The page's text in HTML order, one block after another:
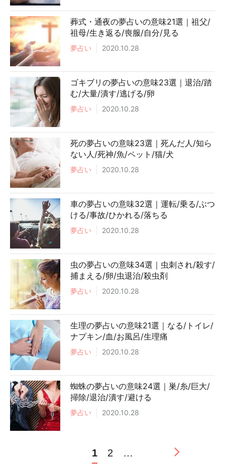
葬式・通夜の夢占いの意味21選｜祖父/
祖母/生き返る/喪服/自分/見る
夢占い 2020.10.28
ゴキブリの夢占いの意味23選｜退治/踏
む/大量/潰す/逃げる/卵
夢占い 2020.10.28
死の夢占いの意味23選｜死んだ人/知ら
ない人/死神/魚/ペット/猫/犬
夢占い 2020.10.28
車の夢占いの意味32選｜運転/乗る/ぶつ
ける/事故/ひかれる/落ちる
夢占い 2020.10.28
虫の夢占いの意味34選｜虫刺され/殺す/
捕まえる/卵/虫退治/殺虫剤
夢占い 2020.10.28
生理の夢占いの意味21選｜なる/トイレ/
ナプキン/血/お風呂/生理痛
夢占い 2020.10.28
蜘蛛の夢占いの意味24選｜巣/糸/巨大/
掃除/退治/潰す/避ける
夢占い 2020.10.28
1 2 …